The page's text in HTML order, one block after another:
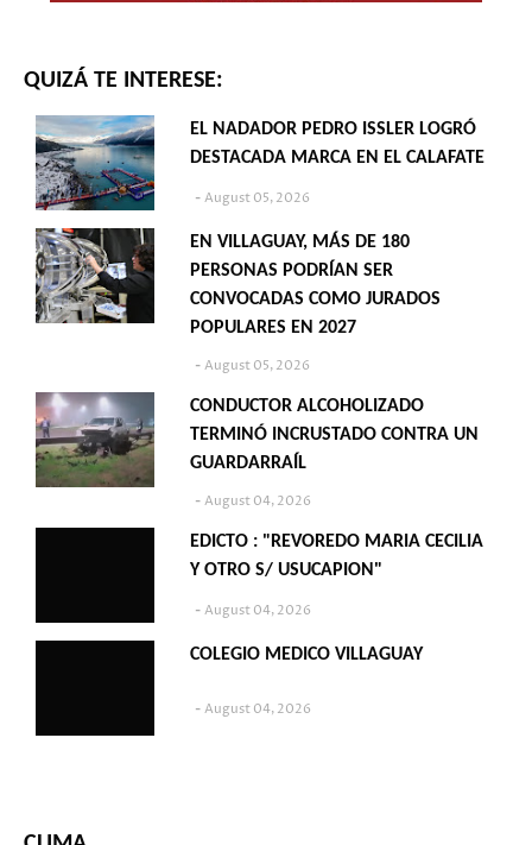
QUIZÁ TE INTERESE:
EL NADADOR PEDRO ISSLER LOGRÓ
DESTACADA MARCA EN EL CALAFATE
August 05, 2026
EN VILLAGUAY, MÁS DE 180
PERSONAS PODRÍAN SER
CONVOCADAS COMO JURADOS
POPULARES EN 2027
August 05, 2026
CONDUCTOR ALCOHOLIZADO
TERMINÓ INCRUSTADO CONTRA UN
GUARDARRAÍL
August 04, 2026
EDICTO : "REVOREDO MARIA CECILIA
Y OTRO S/ USUCAPION"
August 04, 2026
COLEGIO MEDICO VILLAGUAY
August 04, 2026